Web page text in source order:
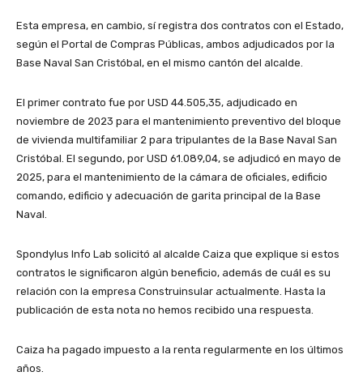
Esta empresa, en cambio, sí registra dos contratos con el Estado,
según el Portal de Compras Públicas, ambos adjudicados por la
Base Naval San Cristóbal, en el mismo cantón del alcalde.
El primer contrato fue por USD 44.505,35, adjudicado en
noviembre de 2023 para el mantenimiento preventivo del bloque
de vivienda multifamiliar 2 para tripulantes de la Base Naval San
Cristóbal. El segundo, por USD 61.089,04, se adjudicó en mayo de
2025, para el mantenimiento de la cámara de oficiales, edificio
comando, edificio y adecuación de garita principal de la Base
Naval.
Spondylus Info Lab solicitó al alcalde Caiza que explique si estos
contratos le significaron algún beneficio, además de cuál es su
relación con la empresa Construinsular actualmente. Hasta la
publicación de esta nota no hemos recibido una respuesta.
Caiza ha pagado impuesto a la renta regularmente en los últimos
años.